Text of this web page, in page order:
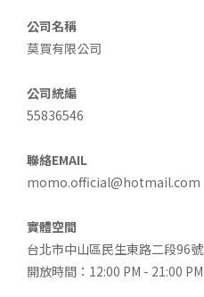
公司名稱
莫買有限公司
公司統編
55836546
聯絡EMAIL
momo.official@hotmail.com
實體空間
台北市中山區民生東路二段96號
開放時間：12:00 PM - 21:00 PM